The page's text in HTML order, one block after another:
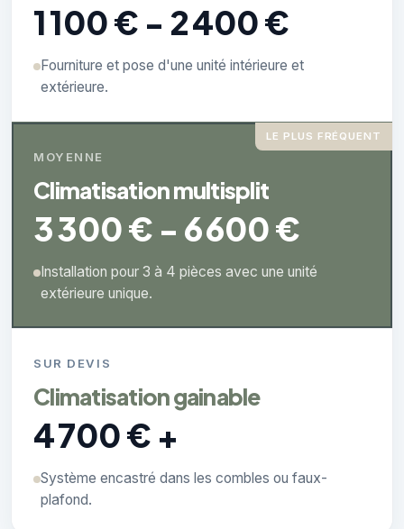
1 100 € - 2 400 €
Fourniture et pose d'une unité intérieure et
extérieure.
LE PLUS FRÉQUENT
MOYENNE
Climatisation multisplit
3 300 € - 6 600 €
Installation pour 3 à 4 pièces avec une unité
extérieure unique.
SUR DEVIS
Climatisation gainable
4 700 € +
Système encastré dans les combles ou faux-
plafond.